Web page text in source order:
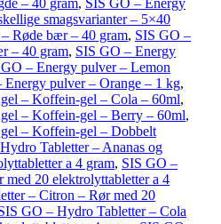
– 40 gram, SIS GO – Energy
smagsvarianter – 5×40
Røde bær – 40 gram, SIS GO –
– 40 gram, SIS GO – Energy
– Energy pulver – Lemon
Energy pulver – Orange – 1 kg,
– Koffein-gel – Cola – 60ml,
– Koffein-gel – Berry – 60ml,
– Koffein-gel – Dobbelt
Tabletter – Ananas og
a 4 gram, SIS GO –
20 elektrolyttabletter a 4
– Citron – Rør med 20
GO – Hydro Tabletter – Cola